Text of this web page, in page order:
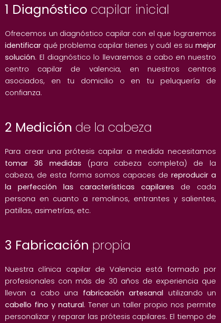
1 Diagnóstico capilar inicial
Ofrecemos un diagnóstico capilar con el que lograremos
identificar qué problema capilar tienes y cuál es su mejor
solución. El diagnóstico lo llevaremos a cabo en nuestro
centro capilar de valencia, en nuestros centros
asociados, en tu domicilio o en tu peluquería de
confianza.
2 Medición de la cabeza
Para crear una prótesis capilar a medida necesitamos
tomar 36 medidas (para cabeza completa) de la
cabeza, de esta forma somos capaces de reproducir a
la perfección las características capilares de cada
persona en cuanto a remolinos, entrantes y salientes,
patillas, asimetrías, etc.
3 Fabricación propia
Nuestra clínica capilar de Valencia está formado por
profesionales con más de 30 años de experiencia que
llevan a cabo una fabricación artesanal utilizando un
cabello fino y natural. Tener un taller propio nos permite
personalizar y reparar las prótesis capilares. El tiempo de